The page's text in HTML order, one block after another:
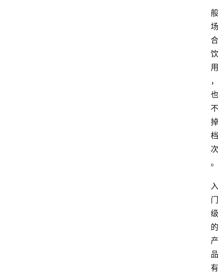
般
场
合
饮
用
，
也
不
掉
档
次
。
入
门
级
的
产
品
有